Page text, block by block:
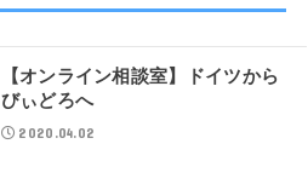
【オンライン相談室】ドイツから
びぃどろへ
2020.04.02